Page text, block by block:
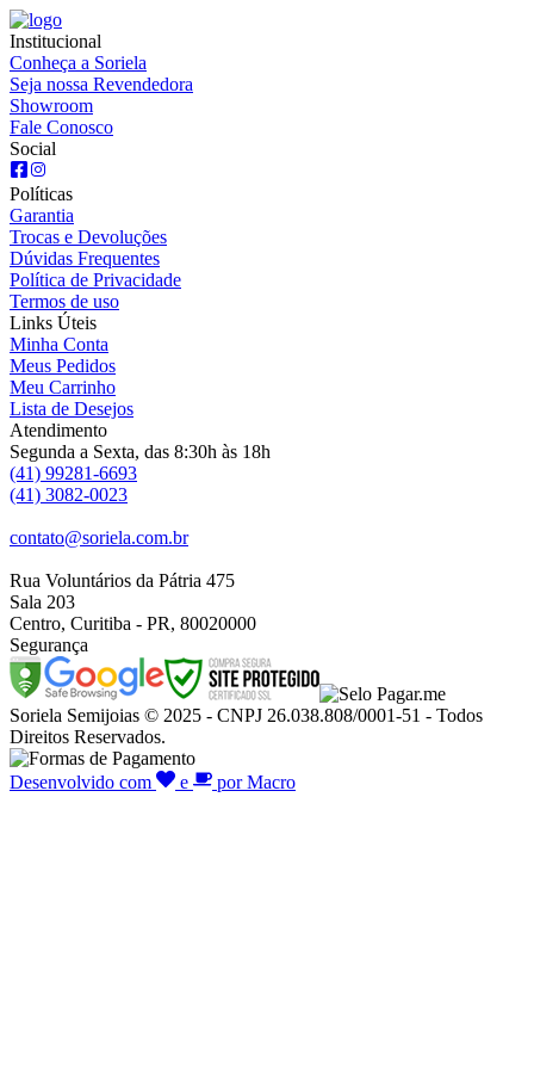
Institucional
Conheça a Soriela
Seja nossa Revendedora
Showroom
Fale Conosco
Social
Políticas
Garantia
Trocas e Devoluções
Dúvidas Frequentes
Política de Privacidade
Termos de uso
Links Úteis
Minha Conta
Meus Pedidos
Meu Carrinho
Lista de Desejos
Atendimento
Segunda a Sexta, das 8:30h às 18h
(41) 99281-6693
(41) 3082-0023
contato@soriela.com.br
Rua Voluntários da Pátria 475
Sala 203
Centro, Curitiba - PR, 80020000
Segurança
Soriela Semijoias © 2025 - CNPJ 26.038.808/0001-51 - Todos
Direitos Reservados.
Desenvolvido com e por Macro